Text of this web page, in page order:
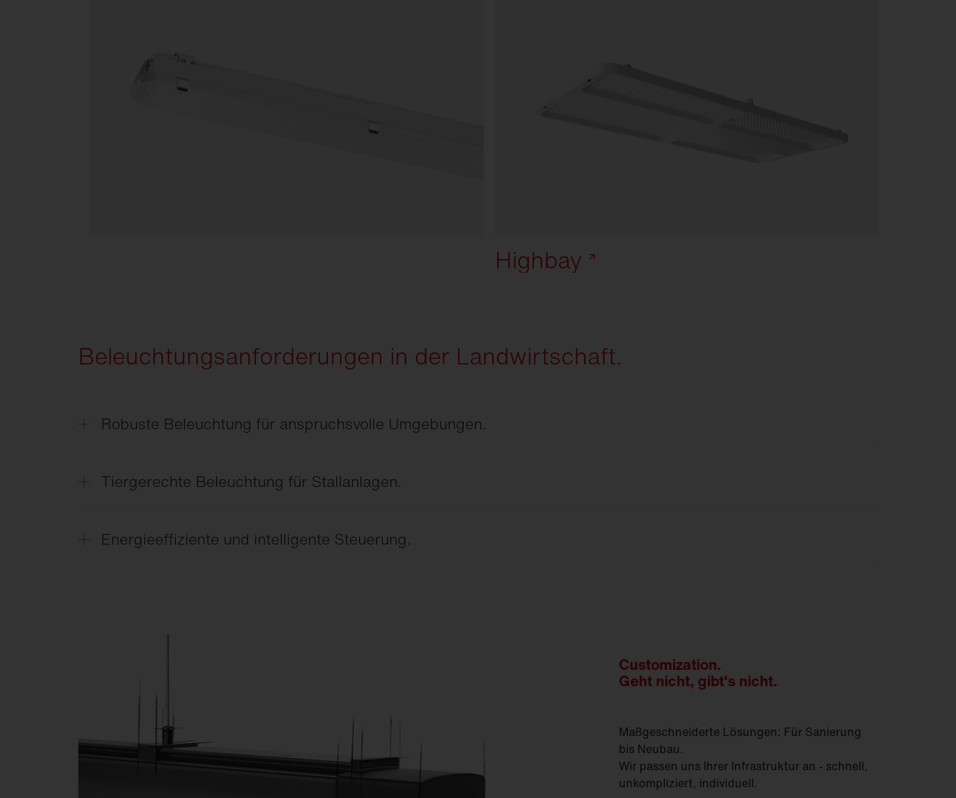
Highbay
Beleuchtungsanforderungen in der Landwirtschaft.
Robuste Beleuchtung für anspruchsvolle Umgebungen.
Staub, Feuchtigkeit, Temperaturschwankungen und Ammoniak sein.
Tiergerechte Beleuchtung für Stallanlagen.
Verhalten von Tieren und können Wohlbefinden sowie Leistungsfähigkeit fördern.
Energieeffiziente und intelligente Steuerung.
Customization.
Geht nicht, gibt's nicht.
Maßgeschneiderte Lösungen: Für Sanierung
bis Neubau.
Wir passen uns Ihrer Infrastruktur an - schnell,
unkompliziert, individuell.